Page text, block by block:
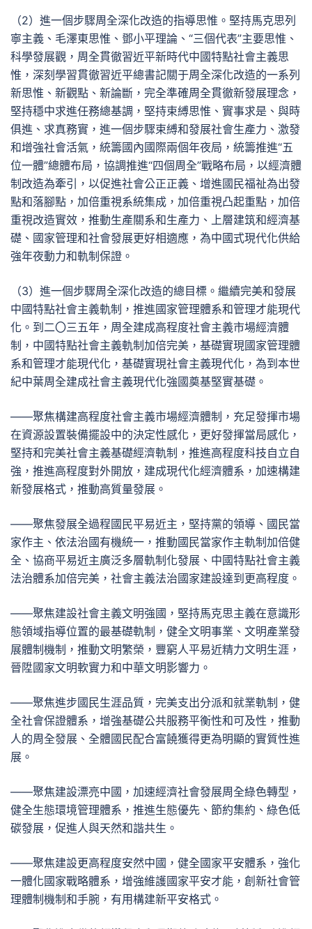
（2）進一個步驟周全深化改造的指導思惟。堅持馬克思列
寧主義、毛澤東思惟、鄧小平理論、“三個代表”主要思惟、
科學發展觀，周全貫徹習近平新時代中國特點社會主義思
惟，深刻學習貫徹習近平總書記關于周全深化改造的一系列
新思惟、新觀點、新論斷，完全準確周全貫徹新發展理念，
堅持穩中求進任務總基調，堅持束縛思惟、實事求是、與時
俱進、求真務實，進一個步驟束縛和發展社會生產力、激發
和增強社會活氣，統籌國內國際兩個年夜局，統籌推進“五
位一體”總體布局，協調推進“四個周全”戰略布局，以經濟體
制改造為牽引，以促進社會公正正義、增進國民福祉為出發
點和落腳點，加倍重視系統集成，加倍重視凸起重點，加倍
重視改造實效，推動生產關系和生產力、上層建筑和經濟基
礎、國家管理和社會發展更好相適應，為中國式現代化供給
強年夜動力和軌制保證。
（3）進一個步驟周全深化改造的總目標。繼續完美和發展
中國特點社會主義軌制，推進國家管理體系和管理才能現代
化。到二〇三五年，周全建成高程度社會主義市場經濟體
制，中國特點社會主義軌制加倍完美，基礎實現國家管理體
系和管理才能現代化，基礎實現社會主義現代化，為到本世
紀中葉周全建成社會主義現代化強國奠基堅實基礎。
——聚焦構建高程度社會主義市場經濟體制，充足發揮市場
在資源設置裝備擺設中的決定性感化，更好發揮當局感化，
堅持和完美社會主義基礎經濟軌制，推進高程度科技自立自
強，推進高程度對外開放，建成現代化經濟體系，加速構建
新發展格式，推動高質量發展。
——聚焦發展全過程國民平易近主，堅持黨的領導、國民當
家作主、依法治國有機統一，推動國民當家作主軌制加倍健
全、協商平易近主廣泛多層軌制化發展、中國特點社會主義
法治體系加倍完美，社會主義法治國家建設達到更高程度。
——聚焦建設社會主義文明強國，堅持馬克思主義在意識形
態領域指導位置的最基礎軌制，健全文明事業、文明產業發
展體制機制，推動文明繁榮，豐窮人平易近精力文明生涯，
晉陞國家文明軟實力和中華文明影響力。
——聚焦進步國民生涯品質，完美支出分派和就業軌制，健
全社會保證體系，增強基礎公共服務平衡性和可及性，推動
人的周全發展、全體國民配合富饒獲得更為明顯的實質性進
展。
——聚焦建設漂亮中國，加速經濟社會發展周全綠色轉型，
健全生態環境管理體系，推進生態優先、節約集約、綠色低
碳發展，促進人與天然和諧共生。
——聚焦建設更高程度安然中國，健全國家平安體系，強化
一體化國家戰略體系，增強維護國家平安才能，創新社會管
理體制機制和手腕，有用構建新平安格式。